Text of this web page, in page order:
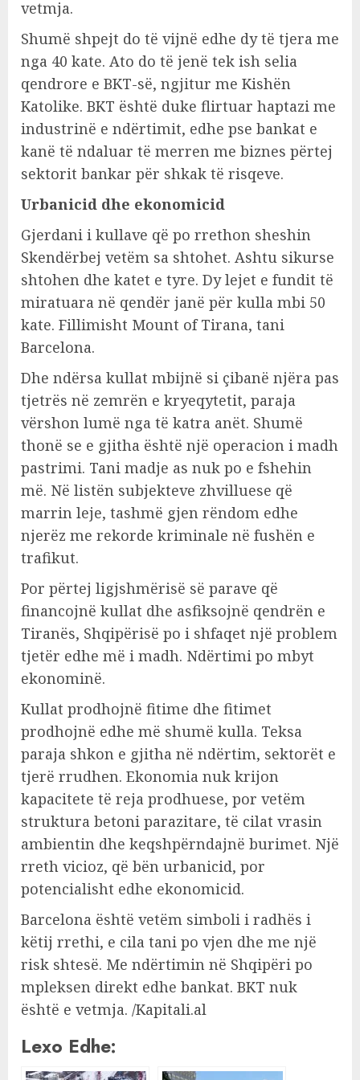
vetmja.
Shumë shpejt do të vijnë edhe dy të tjera me
nga 40 kate. Ato do të jenë tek ish selia
qendrore e BKT-së, ngjitur me Kishën
Katolike. BKT është duke flirtuar haptazi me
industrinë e ndërtimit, edhe pse bankat e
kanë të ndaluar të merren me biznes përtej
sektorit bankar për shkak të risqeve.
Urbanicid dhe ekonomicid
Gjerdani i kullave që po rrethon sheshin
Skendërbej vetëm sa shtohet. Ashtu sikurse
shtohen dhe katet e tyre. Dy lejet e fundit të
miratuara në qendër janë për kulla mbi 50
kate. Fillimisht Mount of Tirana, tani
Barcelona.
Dhe ndërsa kullat mbijnë si çibanë njëra pas
tjetrës në zemrën e kryeqytetit, paraja
vërshon lumë nga të katra anët. Shumë
thonë se e gjitha është një operacion i madh
pastrimi. Tani madje as nuk po e fshehin
më. Në listën subjekteve zhvilluese që
marrin leje, tashmë gjen rëndom edhe
njerëz me rekorde kriminale në fushën e
trafikut.
Por përtej ligjshmërisë së parave që
financojnë kullat dhe asfiksojnë qendrën e
Tiranës, Shqipërisë po i shfaqet një problem
tjetër edhe më i madh. Ndërtimi po mbyt
ekonominë.
Kullat prodhojnë fitime dhe fitimet
prodhojnë edhe më shumë kulla. Teksa
paraja shkon e gjitha në ndërtim, sektorët e
tjerë rrudhen. Ekonomia nuk krijon
kapacitete të reja prodhuese, por vetëm
struktura betoni parazitare, të cilat vrasin
ambientin dhe keqshpërndajnë burimet. Një
rreth vicioz, që bën urbanicid, por
potencialisht edhe ekonomicid.
Barcelona është vetëm simboli i radhës i
këtij rrethi, e cila tani po vjen dhe me një
risk shtesë. Me ndërtimin në Shqipëri po
mpleksen direkt edhe bankat. BKT nuk
është e vetmja. /Kapitali.al
Lexo Edhe: